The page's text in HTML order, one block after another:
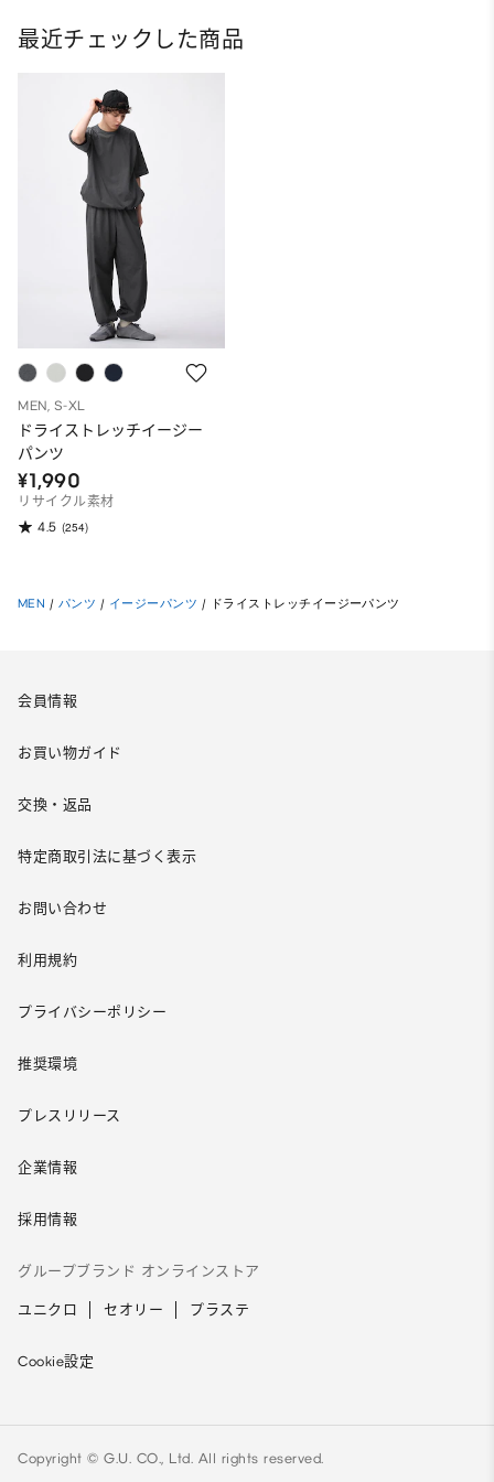
最近チェックした商品
MEN, S-XL
ドライストレッチイージー
パンツ
¥1,990
リサイクル素材
4.5 (254)
MEN / パンツ / イージーパンツ / ドライストレッチイージーパンツ
会員情報
お買い物ガイド
交換・返品
特定商取引法に基づく表示
お問い合わせ
利用規約
プライバシーポリシー
推奨環境
プレスリリース
企業情報
採用情報
グループブランド オンラインストア
ユニクロ セオリー プラステ
Cookie設定
Copyright © G.U. CO., Ltd. All rights reserved.